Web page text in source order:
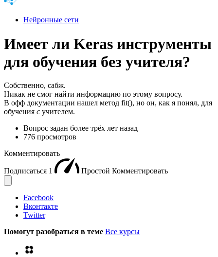
Нейронные сети
Имеет ли Keras инструменты
для обучения без учителя?
Собственно, сабж.
Никак не смог найти информацию по этому вопросу.
В офф документации нашел метод fit(), но он, как я понял, для
обучения с учителем.
Вопрос задан более трёх лет назад
776 просмотров
Комментировать
Подписаться 1 Простой Комментировать
Facebook
Вконтакте
Twitter
Помогут разобраться в теме Все курсы